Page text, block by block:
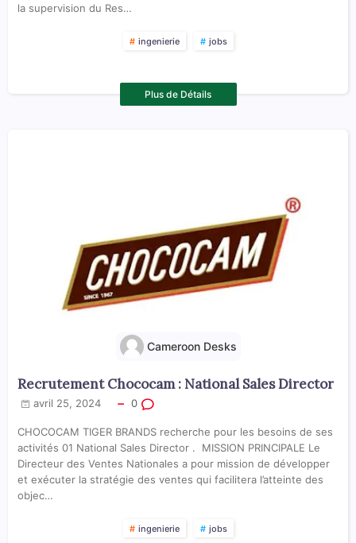
la supervision du Res…
ingenierie jobs
Plus de Détails
Recrutement Chococam : National Sales Director
avril 25, 2024 0
CHOCOCAM TIGER BRANDS recherche pour les besoins de ses
activités 01 National Sales Director . MISSION PRINCIPALE Le
Directeur des Ventes Nationales a pour mission de développer
et exécuter la stratégie des ventes qui facilitera l’atteinte des
objec…
ingenierie jobs
Cameroon Desks